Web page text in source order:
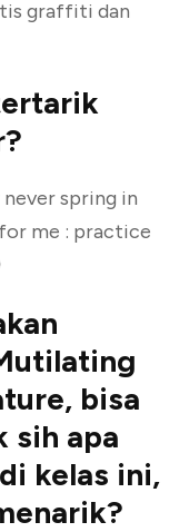
graffiti dan
spring in
me : practice
bisa
sih apa
kelas ini,